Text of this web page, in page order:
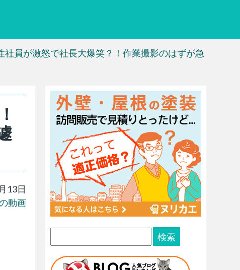
員が激怒で社長大爆笑？！作業撮影のはずが急
13日
動画